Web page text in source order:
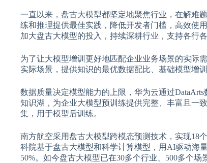
一直以来，盘古大模型都坚定地聚焦行业，在解难
练和推理提供最佳实践，降低开发者门槛，高效使
加大盘古大模型的投入，持续深耕行业，支持各行
为了让大模型增训更好地匹配企业业务场景的实际
实际场景，提供知识的最优数据配比、基础模型增
数据质量决定模型能力的上限，华为云通过
知识湖，为企业大模型预训练提供完整、丰富且一
集，用于模型后训练。
南方航空采用盘古大模型跨模态预测技术，实现18
科院基于盘古大模型和科学计算模型，用AI驱动海
50%。如今盘古大模型已在30多个行业、500多个